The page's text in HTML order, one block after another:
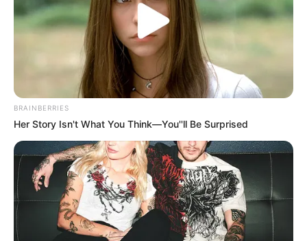
BRAINBERRIES
Her Story Isn't What You Think—You''ll Be Surprised